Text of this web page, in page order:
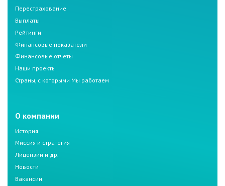
Перестрахование
Выплаты
Рейтинги
Финансовые показатели
Финансовые отчеты
Наши проекты
Страны, с которыми Мы работаем
О компании
История
Миссия и стратегия
Лицензии и др.
Новости
Вакансии